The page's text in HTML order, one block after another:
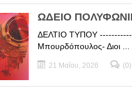
ΩΔΕΙΟ
ΔΕΛΤΙΟ ΤΥΠΟΥ
Μπουρδόπουλος- Διοι ...
21 Μαΐου, 2026